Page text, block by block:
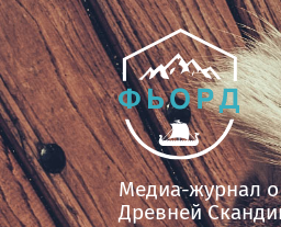
Медиа-журнал о
Древней